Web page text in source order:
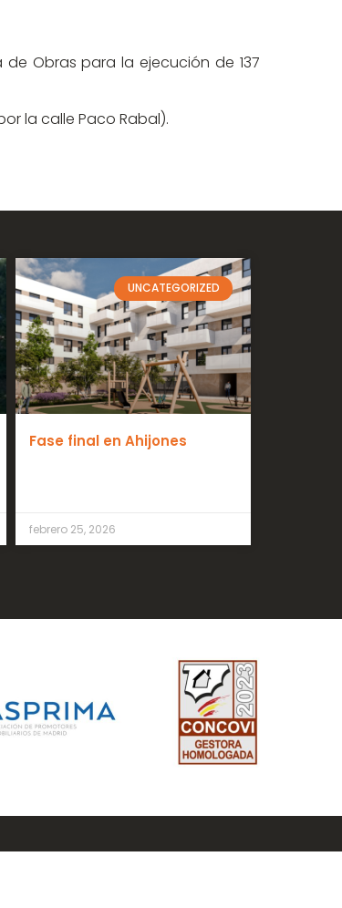
Obras para la ejecución de 137
la calle Paco Rabal).
UNCATEGORIZED
Fase final en Ahijones
febrero 25, 2026